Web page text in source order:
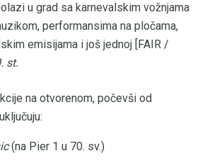
u grad sa karnevalskim vožnjama
performansima na pločama,
emisijama i još jednoj [FAIR /
st.
na otvorenom, počevši od
(na Pier 1 u 70. sv.)